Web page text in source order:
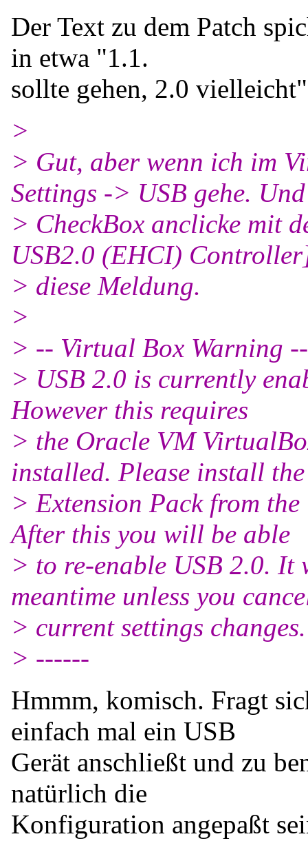
Der Text zu dem Patch
in etwa "1.1.
sollte gehen, 2.0
>
> Gut, aber wenn ich im
Settings -> USB gehe.
> CheckBox anclicke mit
USB2.0 (EHCI)
> diese Meldung.
>
> -- Virtual Box Warning --
> USB 2.0 is currently
However this requires
> the Oracle VM
installed. Please install the
> Extension Pack from
After this you will be able
> to re-enable USB 2.0. It
meantime unless you
> current settings changes.
> ------
Hmmm, komisch. Fragt
einfach mal ein USB
Gerät anschließt und zu
natürlich die
Konfiguration angepaßt